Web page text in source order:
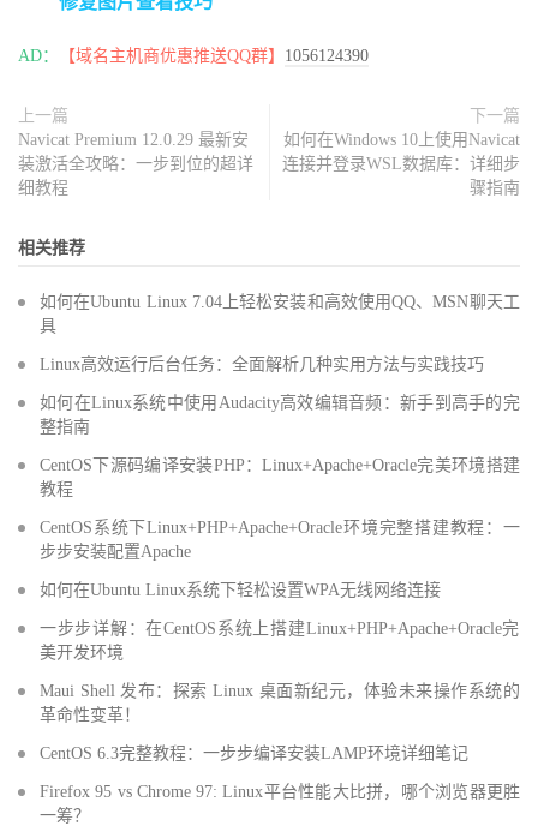
AD： 【域名主机商优惠推送QQ群】 1056124390
上一篇
Navicat Premium 12.0.29 最新安
装激活全攻略：一步到位的超详
细教程
下一篇
如何在Windows 10上使用Navicat
连接并登录WSL数据库：详细步
骤指南
相关推荐
如何在Ubuntu Linux 7.04上轻松安装和高效使用QQ、MSN聊天工
具
Linux高效运行后台任务：全面解析几种实用方法与实践技巧
如何在Linux系统中使用Audacity高效编辑音频：新手到高手的完
整指南
CentOS下源码编译安装PHP：Linux+Apache+Oracle完美环境搭建
教程
CentOS系统下Linux+PHP+Apache+Oracle环境完整搭建教程：一
步步安装配置Apache
如何在Ubuntu Linux系统下轻松设置WPA无线网络连接
一步步详解：在CentOS系统上搭建Linux+PHP+Apache+Oracle完
美开发环境
Maui Shell 发布：探索 Linux 桌面新纪元，体验未来操作系统的
革命性变革！
CentOS 6.3完整教程：一步步编译安装LAMP环境详细笔记
Firefox 95 vs Chrome 97: Linux平台性能大比拼，哪个浏览器更胜
一筹？